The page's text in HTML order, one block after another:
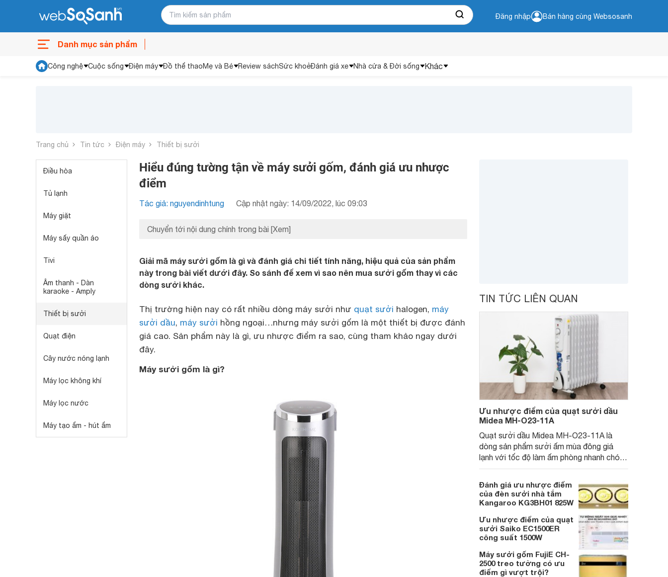
Đăng nhập Bán hàng cùng Websosanh
Danh mục sản phẩm
Công nghệ Cuộc sống Điện máy Đồ thể thaoMẹ và Bé Review sáchSức khoẻĐánh giá xe Nhà cửa & Đời sống Khác
Trang chủ Tin tức Điện máy Thiết bị sưởi
Điều hòa
Tủ lạnh
Máy giặt
Máy sấy quần áo
Tivi
Âm thanh - Dàn
karaoke - Amply
Thiết bị sưởi
Quạt điện
Cây nước nóng lạnh
Máy lọc không khí
Máy lọc nước
Máy tạo ẩm - hút ẩm
Hiểu đúng tường tận về máy sưởi gốm, đánh giá ưu nhược
điểm
Tác giả: nguyendinhtung Cập nhật ngày: 14/09/2022, lúc 09:03
Chuyển tới nội dung chính trong bài [Xem]
Giải mã máy sưởi gốm là gì và đánh giá chi tiết tính năng, hiệu quả của sản phẩm
này trong bài viết dưới đây. So sánh để xem vì sao nên mua sưởi gốm thay vì các
dòng sưởi khác.
Thị trường hiện nay có rất nhiều dòng máy sưởi như quạt sưởi halogen, máy
sưởi dầu, máy sưởi hồng ngoại…nhưng máy sưởi gốm là một thiết bị được đánh
giá cao. Sản phẩm này là gì, ưu nhược điểm ra sao, cùng tham khảo ngay dưới
đây.
Máy sưởi gốm là gì?
TIN TỨC LIÊN QUAN
Ưu nhược điểm của quạt sưởi dầu
Midea MH-O23-11A
Quạt sưởi dầu Midea MH-O23-11A là
dòng sản phẩm sưởi ấm mùa đông giá
lạnh với tốc độ làm ấm phòng nhanh chóng
và an toàn cho sức khỏe của người dùng.
Cùng theo dõi bài viết dưới đây để hiểu
hơn về ưu nhược điểm của thiết bị này
bạn nhé.
Đánh giá ưu nhược điểm
của đèn sưởi nhà tắm
Kangaroo KG3BH01 825W
Ưu nhược điểm của quạt
sưởi Saiko EC1500ER
công suất 1500W
Máy sưởi gốm FujiE CH-
2500 treo tường có ưu
điểm gì vượt trội?